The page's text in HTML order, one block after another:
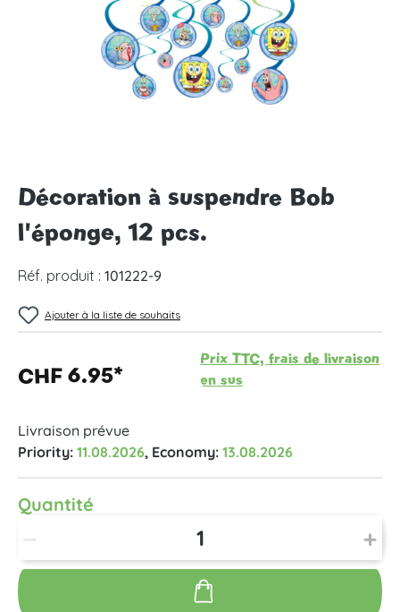
Décoration à suspendre Bob
l'éponge, 12 pcs.
Réf. produit : 101222-9
Ajouter à la liste de souhaits
CHF 6.95*
Prix TTC, frais de livraison
en sus
Livraison prévue
Priority: 11.08.2026, Economy: 13.08.2026
Quantité